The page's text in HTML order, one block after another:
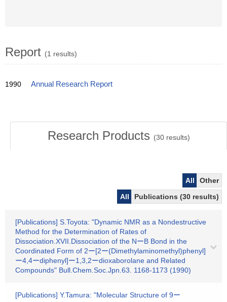
Report (1 results)
1990 Annual Research Report
Research Products (30results)
All
Other
All
Publications (30 results)
[Publications] S.Toyota: "Dynamic NMR as a Nondestructive
Method for the Determination of Rates of
Dissociation.XVII.Dissociation of the NーB Bond in the
Coordinated Form of 2ー[2ー(Dimethylaminomethyl)phenyl]
ー4,4ーdiphenyl]ー1,3,2ーdioxaborolane and Related
Compounds" Bull.Chem.Soc.Jpn.63. 1168-1173 (1990)
[Publications] Y.Tamura: "Molecular Structure of 9ー